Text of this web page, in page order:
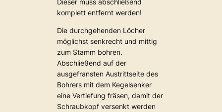
komplett entfernt werden!
Die durchgehenden Löcher
möglichst senkrecht und mittig
zum Stamm bohren.
Abschließend auf der
ausgefransten Austrittseite des
Bohrers mit dem Kegelsenker
eine Vertiefung fräsen, damit der
Schraubkopf versenkt werden